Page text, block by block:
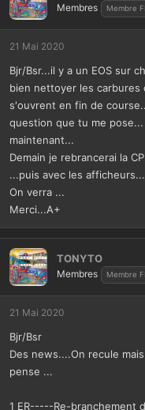
Membres Membre
21 Mai 2020
Bjr/Bsr...il y a un EOS sur
bien nettoyer les
s'ouvrent en fin de
question que tu me
maintenant...
Demain je rebrancerai la
...puis avec les
On verra ...
Merci...A+
TONYTO
Membres Membre
21 Mai 2020
Bjr/Bsr
Des news....On recule
pense ...
1 ER-----Re-branchement